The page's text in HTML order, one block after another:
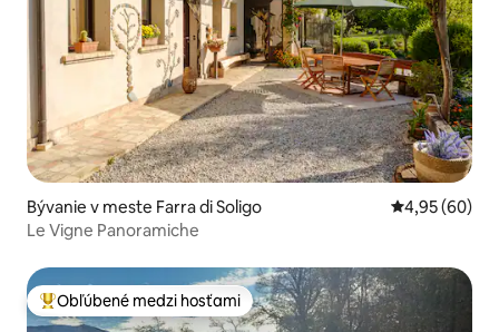
Bývanie v meste Farra di Soligo Priemerné
4,95 (60)
Le Vigne Panoramiche
Najobľúbenejšie medzi hosťami
Obľúbené medzi hosťami